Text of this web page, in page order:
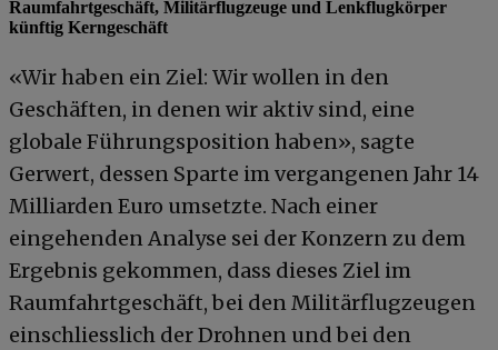
Raumfahrtgeschäft, Militärflugzeuge und Lenkflugkörper
künftig Kerngeschäft
«Wir haben ein Ziel: Wir wollen in den
Geschäften, in denen wir aktiv sind, eine
globale Führungsposition haben», sagte
Gerwert, dessen Sparte im vergangenen Jahr 14
Milliarden Euro umsetzte. Nach einer
eingehenden Analyse sei der Konzern zu dem
Ergebnis gekommen, dass dieses Ziel im
Raumfahrtgeschäft, bei den Militärflugzeugen
einschliesslich der Drohnen und bei den